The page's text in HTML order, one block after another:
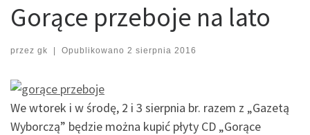
Gorące przeboje na lato
przez gk | Opublikowano 2 sierpnia 2016
We wtorek i w środę, 2 i 3 sierpnia br. razem z „Gazetą
Wyborczą” będzie można kupić płyty CD „Gorące